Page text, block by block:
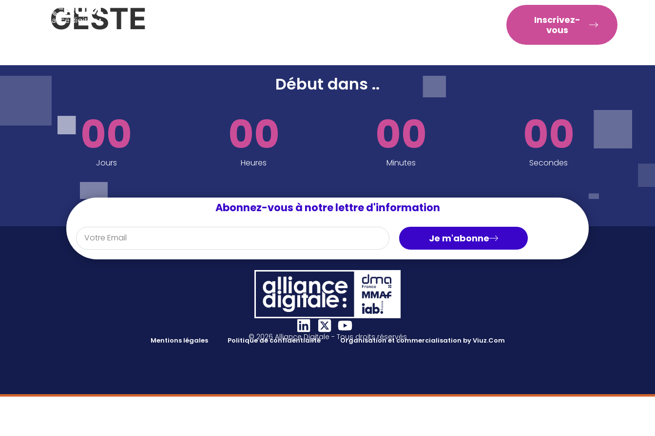
Inscrivez-
vous
GESTE
Début dans ..
00
Jours
00
Heures
00
Minutes
00
Secondes
Abonnez-vous à notre lettre d'information
Je m'abonne
© 2026 Alliance Digitale - Tous droits réservés
Mentions légales Politique de confidentialité Organisation et commercialisation by Viuz.Com